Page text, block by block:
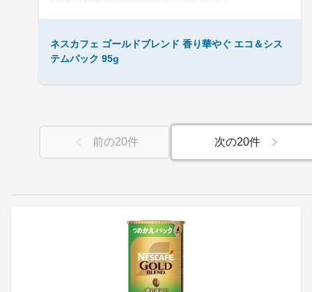
ネスカフェ ゴールドブレンド 香り華やぐ エコ＆シス
テムパック 95g
前の20件 次の20件